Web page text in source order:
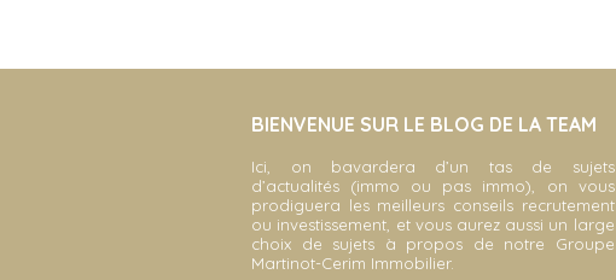
BIENVENUE SUR LE BLOG DE LA TEAM
Ici, on bavardera d’un tas de sujets
d’actualités (immo ou pas immo), on vous
prodiguera les meilleurs conseils recrutement
ou investissement, et vous aurez aussi un large
choix de sujets à propos de notre Groupe
Martinot-Cerim Immobilier.